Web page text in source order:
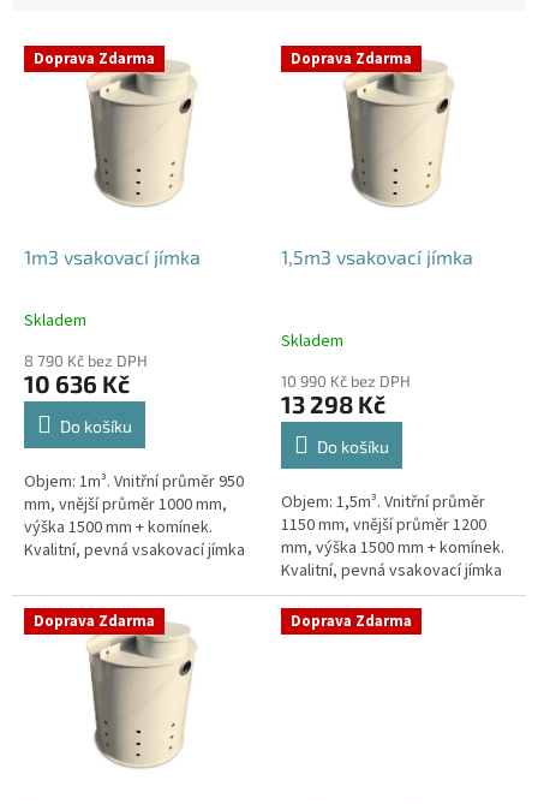
V Doprava Zdarma
1m3 vsakovací jímka
Průměrné
produktu
je
4,4
hvězdiček.
Skladem
8 790 Kč bez DPH
10 636 Kč
Do košíku
Objem: 1m³. Vnitřní průměr 950
mm, vnější průměr 1000 mm,
výška 1500 mm + komínek.
Kvalitní, pevná vsakovací jímka
obetonování Průměr přítoku a
odtoku +...
Doprava Zdarma
1,5m3 vsakovací jímka
Skladem
10 990 Kč bez DPH
13 298 Kč
Do košíku
Objem: 1,5m³. Vnitřní průměr
1150 mm, vnější průměr 1200
mm, výška 1500 mm + komínek.
Kvalitní, pevná vsakovací jímka
(nádrž) bez potřeby
obetonování Průměr přítoku a
odtoku +...
Doprava Zdarma Doprava Zdarma